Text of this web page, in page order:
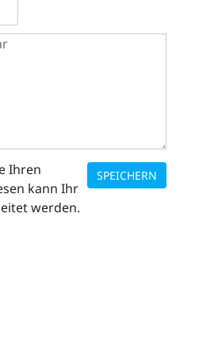
SPEICHERN
Ihren
kann Ihr
werden.